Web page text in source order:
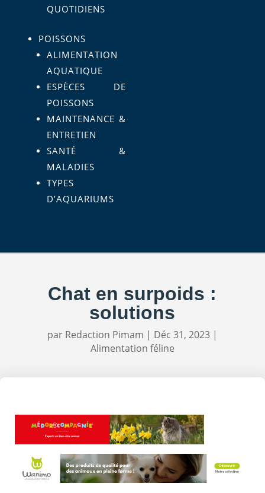
QUOTIDIENS
POISSONS
ALIMENTATION
AQUATIQUE
ESPÈCES DE
POISSONS
MAINTENANCE &
ENTRETIEN
SANTÉ &
MALADIES
TYPES
D’AQUARIUMS
Chat en surpoids :
solutions
par Redaction Pimam | Déc 31, 2023|
Alimentation féline